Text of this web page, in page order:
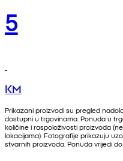
5
KM
Prikazani proizvodi su pregled
dostupni u trgovinama. Ponuda u
količine i raspoloživosti proizvoda
lokacijama). Fotografije prikazuju
stvarnih proizvoda. Ponuda vrijedi